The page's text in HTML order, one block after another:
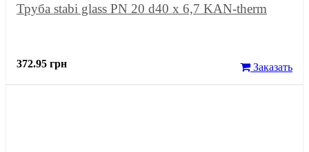
Труба stabi glass PN 20 d40 x 6,7 KAN-therm
372.95 грн Заказать